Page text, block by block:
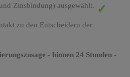
Zinsbindung) ausgewählt.
zu den Entscheidern der
- binnen 24 Stunden-